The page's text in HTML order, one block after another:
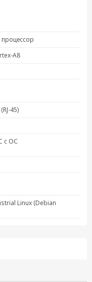
A8
45)
с ОС
Linux (Debian